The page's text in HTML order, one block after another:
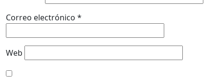
Correo electrónico *
Web